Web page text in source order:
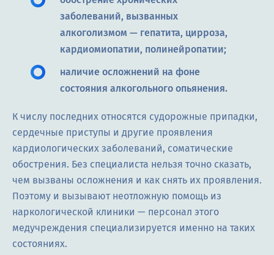
заболеваний, вызванных
алкоголизмом — гепатита, цирроза,
кардиомиопатии, полинейропатии;
наличие осложнений на фоне
состояния алкогольного опьянения.
К числу последних относятся судорожные припадки,
сердечные приступы и другие проявления
кардиологических заболеваний, соматические
обострения. Без специалиста нельзя точно сказать,
чем вызваны осложнения и как снять их проявления.
Поэтому и вызывают неотложную помощь из
наркологической клиники — персонал этого
медучреждения специализируется именно на таких
состояниях.